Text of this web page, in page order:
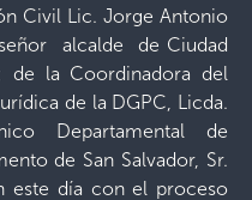
Civil Lic. Jorge Antonio
alcalde de Ciudad
de la Coordinadora del
de la DGPC, Licda.
Departamental de
de San Salvador, Sr.
este día con el proceso